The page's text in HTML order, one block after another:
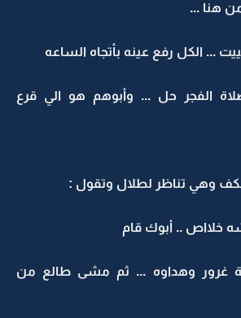
هنا ...
... الكل رفع عينه بأتجاه الساعه
الفجر حل ... وأبوهم هو الي قرع
وهي تناظر لطلال وتقول :
خلااص .. أبوك قام
غرور وهداوه ... ثم مشى طالع من